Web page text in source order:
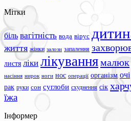
Мітки
біль вагітність вода вірус
життя жінки залози запалення
листя ліки лікуваннямалюк
насіння нирок ноги нос операції організм очі
рак руки сон суглоби схуднення сік
їжа
Інформер